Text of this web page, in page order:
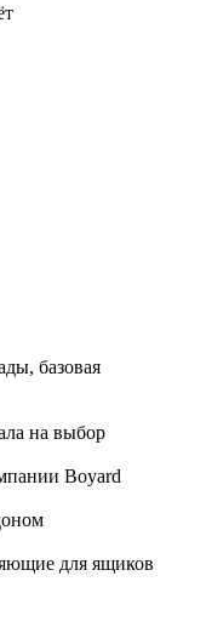
базовая
на выбор
Boyard
для ящиков